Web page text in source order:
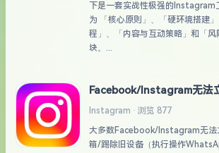
下是一套实战性极强的Instagram
为 「核心原则」、「硬环境搭建
程」、「内容与互动策略」和「风
块。...
Facebook/Instagram无法
Instagram · 浏览 877
大多数Facebook/Instagram无法
箱/踢除旧设备（执行操作